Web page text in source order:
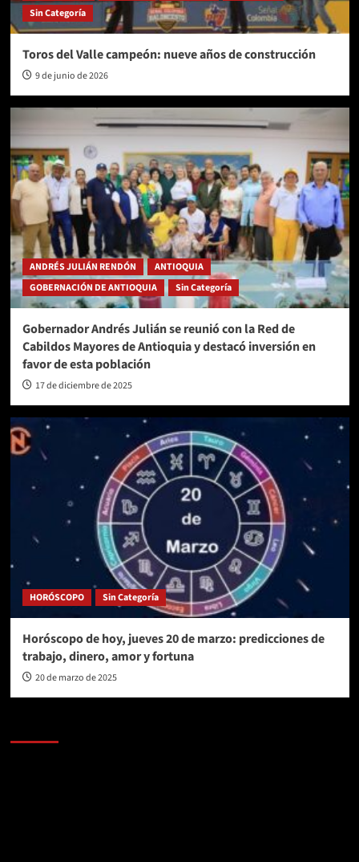
Sin Categoría
Toros del Valle campeón: nueve años de construcción
9 de junio de 2026
ANDRÉS JULIÁN RENDÓN
ANTIOQUIA
GOBERNACIÓN DE ANTIOQUIA
Sin Categoría
Gobernador Andrés Julián se reunió con la Red de
Cabildos Mayores de Antioquia y destacó inversión en
favor de esta población
17 de diciembre de 2025
HORÓSCOPO Sin Categoría
Horóscopo de hoy, jueves 20 de marzo: predicciones de
trabajo, dinero, amor y fortuna
20 de marzo de 2025